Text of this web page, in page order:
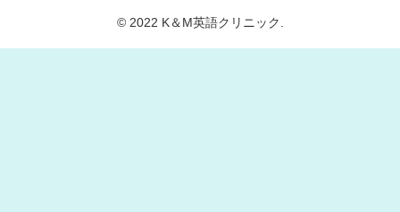
© 2022 K＆M英語クリニック.